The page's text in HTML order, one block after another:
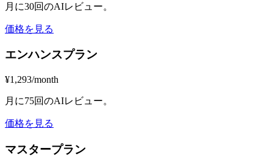
月に30回のAIレビュー。
価格を見る
エンハンスプラン
¥1,293/month
月に75回のAIレビュー。
価格を見る
マスタープラン